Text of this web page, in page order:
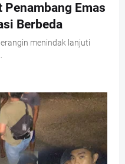
Emas
Berbeda
menindak lanjuti